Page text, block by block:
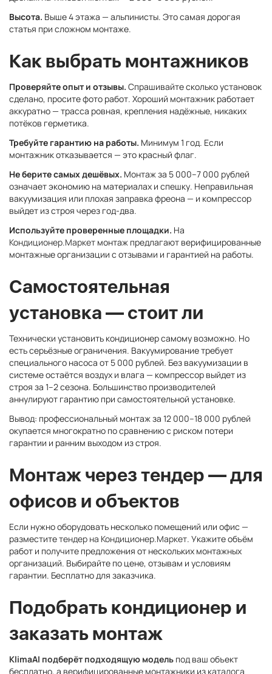
Высота. Выше 4 этажа — альпинисты. Это самая дорогая
статья при сложном монтаже.
Как выбрать монтажников
Проверяйте опыт и отзывы. Спрашивайте сколько установок
сделано, просите фото работ. Хороший монтажник работает
аккуратно — трасса ровная, крепления надёжные, никаких
потёков герметика.
Требуйте гарантию на работы. Минимум 1 год. Если
монтажник отказывается — это красный флаг.
Не берите самых дешёвых. Монтаж за 5 000–7 000 рублей
означает экономию на материалах и спешку. Неправильная
вакуумизация или плохая заправка фреона — и компрессор
выйдет из строя через год-два.
Используйте проверенные площадки. На
Кондиционер.Маркет монтаж предлагают верифицированные
монтажные организации с отзывами и гарантией на работы.
Самостоятельная
установка — стоит ли
Технически установить кондиционер самому возможно. Но
есть серьёзные ограничения. Вакуумирование требует
специального насоса от 5 000 рублей. Без вакуумизации в
системе остаётся воздух и влага — компрессор выйдет из
строя за 1–2 сезона. Большинство производителей
аннулируют гарантию при самостоятельной установке.
Вывод: профессиональный монтаж за 12 000–18 000 рублей
окупается многократно по сравнению с риском потери
гарантии и ранним выходом из строя.
Монтаж через тендер — для
офисов и объектов
Если нужно оборудовать несколько помещений или офис —
разместитетендер на Кондиционер.Маркет. Укажите объём
работ и получите предложения от нескольких монтажных
организаций. Выбирайте по цене, отзывам и условиям
гарантии. Бесплатно для заказчика.
Подобрать кондиционер и
заказать монтаж
KlimaAI подберёт подходящую модель под ваш объект
бесплатно, а верифицированные монтажники из каталога